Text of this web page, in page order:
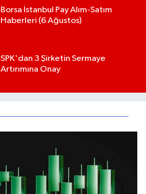
Borsa İstanbul Pay Alım-Satım
Haberleri (6 Ağustos)
SPK'dan 3 Şirketin Sermaye
Artırımına Onay